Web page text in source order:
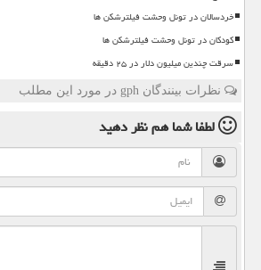
خردسالان در تونل وحشت فیلترشکن ها
کودکان در تونل وحشت فیلترشکن ها
سرقت چندین میلیون دلار در ۲۵ دقیقه
نظرات بینندگان gph در مورد این مطلب
لطفا شما همنظر دهید